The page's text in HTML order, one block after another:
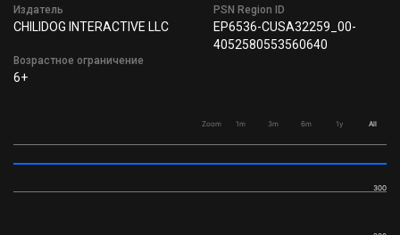
Издатель
CHILIDOG INTERACTIVE LLC
Возрастное ограничение
6+
PSN Region ID
EP6536-CUSA32259_00-
4052580553560640
Zoom 1m 3m 6m 1y All
300